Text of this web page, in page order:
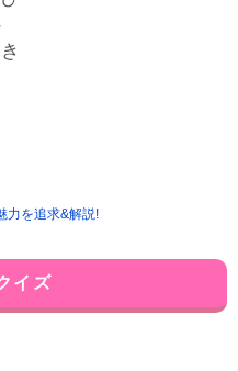
き
力を追求&解説!
イズ